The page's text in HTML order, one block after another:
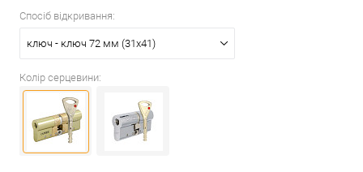
Спосіб відкривання:
ключ - ключ 72 мм (31x41)
Колір серцевини: